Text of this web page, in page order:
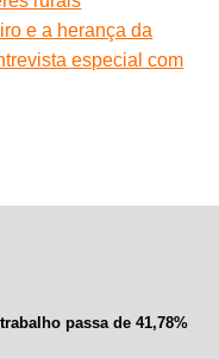
e a herança da
especial com
passa de 41,78%